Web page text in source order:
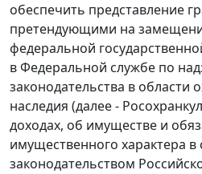
обеспечить представление
претендующими на
федеральной
в Федеральной службе по
законодательства в области
наследия (далее -
доходах, об имуществе и
имущественного характера
законодательством